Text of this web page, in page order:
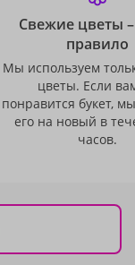
Свежие цветы
правило
Мы используем
цветы. Если
понравится букет,
его на новый в
часов.